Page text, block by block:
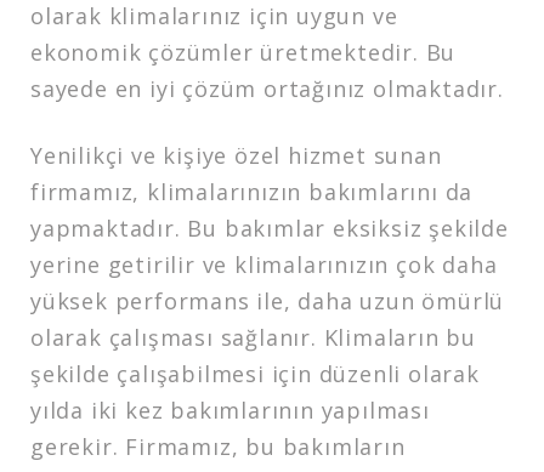
olarak klimalarınız için uygun ve
ekonomik çözümler üretmektedir. Bu
sayede en iyi çözüm ortağınız olmaktadır.
Yenilikçi ve kişiye özel hizmet sunan
firmamız, klimalarınızın bakımlarını da
yapmaktadır. Bu bakımlar eksiksiz şekilde
yerine getirilir ve klimalarınızın çok daha
yüksek performans ile, daha uzun ömürlü
olarak çalışması sağlanır. Klimaların bu
şekilde çalışabilmesi için düzenli olarak
yılda iki kez bakımlarının yapılması
gerekir. Firmamız, bu bakımların